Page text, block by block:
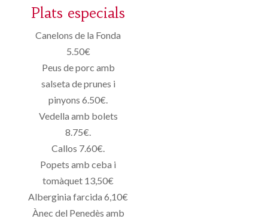
Plats especials
Canelons de la Fonda
5.50€
Peus de porc amb
salseta de prunes i
pinyons 6.50€.
Vedella amb bolets
8.75€.
Callos 7.60€.
Popets amb ceba i
tomàquet 13,50€
Alberginia farcida 6,10€
Ànec del Penedès amb